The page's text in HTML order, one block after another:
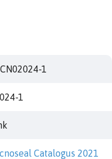
1
1
Catalogus 2021